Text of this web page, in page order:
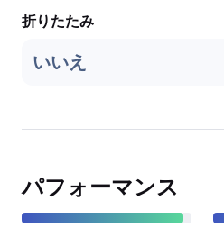
折りたたみ
いいえ
パフォーマンス